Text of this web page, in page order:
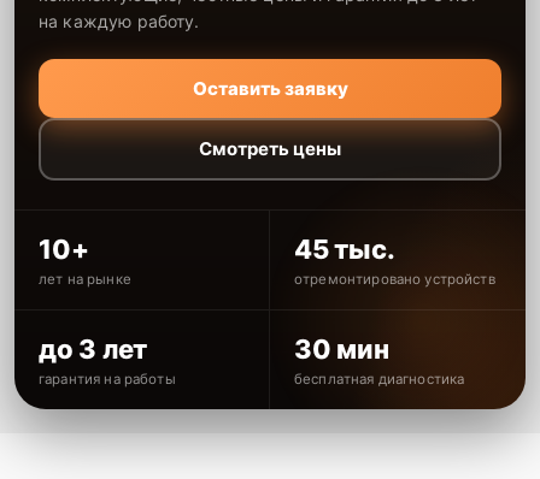
на каждую работу.
Оставить заявку
Смотреть цены
10+
лет на рынке
45 тыс.
отремонтировано устройств
до 3 лет
гарантия на работы
30 мин
бесплатная диагностика